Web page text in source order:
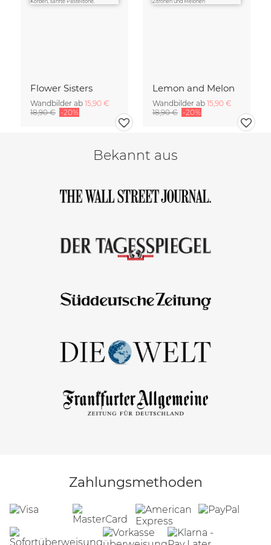
Flower Sisters
Wandbilder ab 15,90 €
18,90 € -20%
Lemon and Melon
Wandbilder ab 15,90 €
18,90 € -20%
Bekannt aus
Zahlungsmethoden